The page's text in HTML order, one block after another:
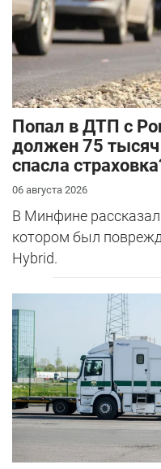
​Попал в ДТП с
должен 75
спасла
06 августа 2026
В Минфине
котором был
Hybrid.